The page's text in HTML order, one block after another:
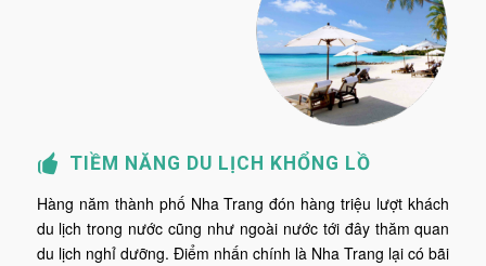
TIỀM NĂNG DU LỊCH KHỔNG LỒ
Hàng năm thành phố Nha Trang đón hàng triệu lượt khách
du lịch trong nước cũng như ngoài nước tới đây thăm quan
du lịch nghỉ dưỡng. Điểm nhấn chính là Nha Trang lại có bãi